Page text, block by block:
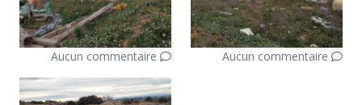
Aucun commentaire Aucun commentaire